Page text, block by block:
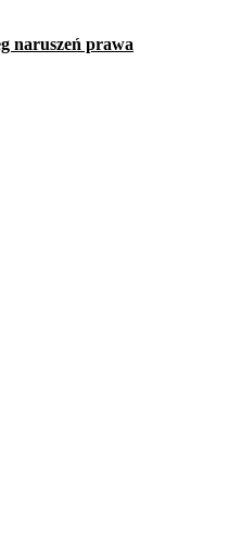
naruszeń prawa